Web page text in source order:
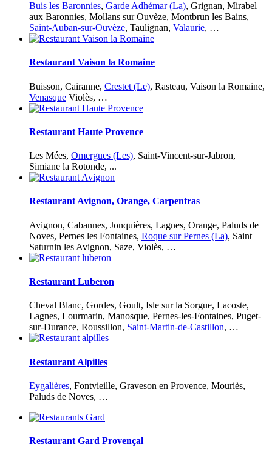
Buis les Baronnies, Garde Adhémar (La), Grignan, Mirabel
aux Baronnies, Mollans sur Ouvèze, Montbrun les Bains,
Saint-Auban-sur-Ouvèze, Taulignan, Valaurie, …
Restaurant Vaison la Romaine
Buisson, Cairanne, Crestet (Le), Rasteau, Vaison la Romaine,
Venasque Violès, …
Restaurant Haute Provence
Les Mées, Omergues (Les), Saint-Vincent-sur-Jabron,
Simiane la Rotonde, ...
Restaurant Avignon, Orange, Carpentras
Avignon, Cabannes, Jonquières, Lagnes, Orange, Paluds de
Noves, Pernes les Fontaines, Roque sur Pernes (La), Saint
Saturnin les Avignon, Saze, Violès, …
Restaurant Luberon
Cheval Blanc, Gordes, Goult, Isle sur la Sorgue, Lacoste,
Lagnes, Lourmarin, Manosque, Pernes-les-Fontaines, Puget-
sur-Durance, Roussillon, Saint-Martin-de-Castillon, …
Restaurant Alpilles
Eygalières, Fontvieille, Graveson en Provence, Mouriès,
Paluds de Noves, …
Restaurant Gard Provençal